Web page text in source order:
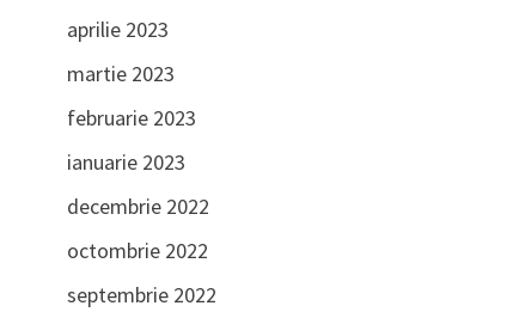
aprilie 2023
martie 2023
februarie 2023
ianuarie 2023
decembrie 2022
octombrie 2022
septembrie 2022